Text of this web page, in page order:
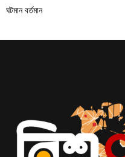
ঘটমান বর্তমান